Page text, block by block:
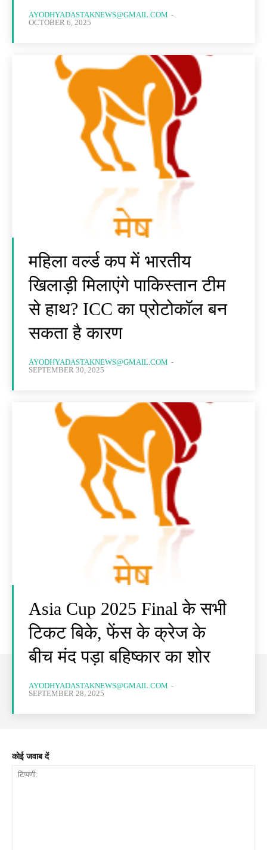
AYODHYADASTAKNEWS@GMAIL.COM -
OCTOBER 6, 2025
महिला वर्ल्ड कप में भारतीय
खिलाड़ी मिलाएंगे पाकिस्तान टीम
से हाथ? ICC का प्रोटोकॉल बन
सकता है कारण
AYODHYADASTAKNEWS@GMAIL.COM -
SEPTEMBER 30, 2025
Asia Cup 2025 Final के सभी
टिकट बिके, फेंस के क्रेज के
बीच मंद पड़ा बहिष्कार का शोर
AYODHYADASTAKNEWS@GMAIL.COM -
SEPTEMBER 28, 2025
कोई जवाब दें